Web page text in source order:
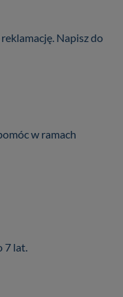
reklamację. Napisz do
w ramach
7 lat.